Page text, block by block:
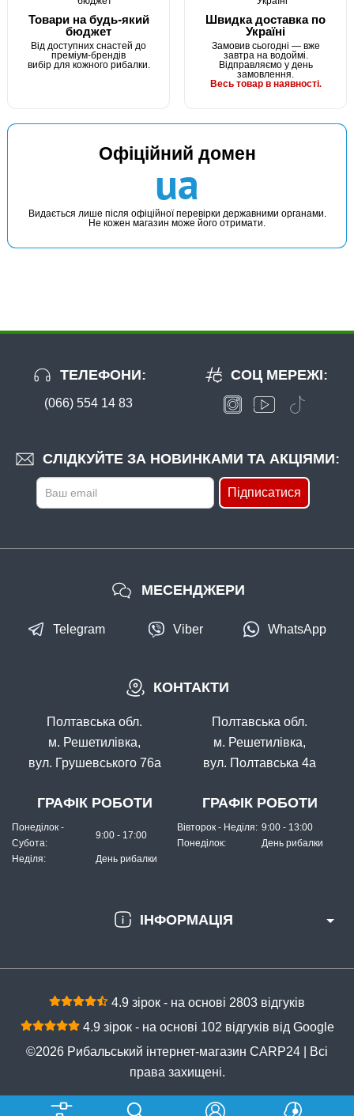
Товари на будь-який
бюджет
Від доступних снастей до
преміум-брендів
вибір для кожного рибалки.
Швидка доставка по
Україні
Замовив сьогодні — вже
завтра на водоймі.
Відправляємо у день
замовлення.
Весь товар в наявності.
Офіційний домен
ua
Видається лише після офіційної перевірки державними органами.
Не кожен магазин може його отримати.
ТЕЛЕФОНИ:
(066) 554 14 83
СЛІДКУЙТЕ ЗА НОВИНКАМИ ТА АКЦІЯМИ:
Підписатися
СОЦ МЕРЕЖІ:
ІНФОРМАЦІЯ
КОНТАКТИ
Полтавська обл.
м. Решетилівка,
вул. Грушевського 76а
ГРАФІК РОБОТИ
Понеділок -
Субота:
9:00 - 17:00
Неділя: День рибалки
Полтавська обл.
м. Решетилівка,
вул. Полтавська 4а
ГРАФІК РОБОТИ
Вівторок - Неділя: 9:00 - 13:00
Понеділок:
День рибалки
МЕСЕНДЖЕРИ
Telegram Viber WhatsApp
4.9 зірок - на основі 2803 відгуків
4.9 зірок - на основі 102 відгуків від Google
©2026 Рибальський інтернет-магазин CARP24 | Всі
права захищені.